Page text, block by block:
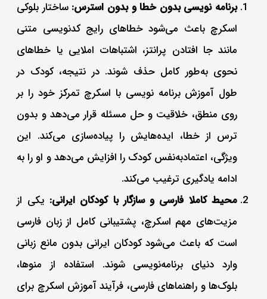
برنامه‌ نویسی بدون خطا و بدون استرس: ساختار بلوکی
اسکرچ باعث می‌شود خطاهای رایج کدنویسی متنی
مانند جا افتادن پرانتز، اشتباهات املایی یا خطاهای
نحوی به‌طور کامل حذف شوند. در نتیجه، کودک در
طول آموزش برنامه نویسی با اسکرچ تمرکز خود را بر
روی منطق، خلاقیت و حل مسئله قرار می‌دهد و بدون
ترس از خطا، ایده‌هایش را پیاده‌سازی می‌کند. این
ویژگی، اعتمادبه‌نفس کودک را افزایش می‌دهد و او را به
ادامه یادگیری ترغیب می‌کند.
محیط کاملا فارسی و سازگار با کودکان ایرانی: یکی از
مزیت‌های مهم اسکرچ، پشتیبانی کامل از زبان فارسی
است که باعث می‌شود کودکان ایرانی بدون مانع زبانی
وارد دنیای برنامه‌نویسی شوند. استفاده از منوها،
بلوک‌ها و راهنماهای فارسی، فرآیند آموزش اسکرچ برای